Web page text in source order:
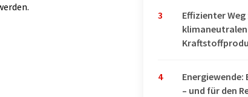
3
Effizienter Weg
klimaneutralen
4
– und für den